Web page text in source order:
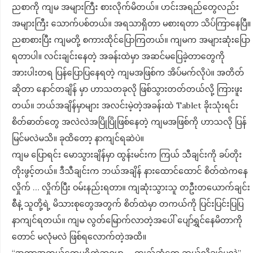
ညစာကို ကျမ အများကြီး စားလိုက်မိတယ်။ ဟင်းအရည်တွေလည်း
အများကြီး သောက်ပစ်တယ်။ အရသာရှိတာ မစားရတာ သိပ်ကြာနေပြီ။
ညစာစားပြီး ကျမတို့ စကားထိုင်ပြောကြတယ်။ ကျမက အများဆုံးပြော
ရတာပါ။ လင်းချင်းနေတဲ့ အခန်းထဲမှာ အဆင်မပြေခဲ့တာတွေကို
အားပါးတရ ပြန်ပြောပြနေရတဲ့ ကျမအဖြစ်က အိပ်မက်လိုပဲ။ အတိတ်
ဆိုတာ နောင်တချိန် မှာ ဟာသတခုလို ဖြစ်သွားတတ်တယ်လို့ ကြားဖူး
တယ်။ ဘယ်အချိန်မှာများ အလင်းမဲ့တဲ့အခန်းထဲ Tablet ခိုးသုံးရင်း
စိတ်ဓာတ်တွေ အလဲလဲအပြိုပြိုဖြစ်နေတဲ့ ကျမအဖြစ်ကို ဟာသလို ပြန်
မြင်မလဲမသိ။ ခုထိတော့ နာကျင်ရဆဲပဲ။
ကျမ ပြောရင်း မောသွားချိန်မှာ ထွန်းမင်းက ကြယ် သီချင်းကို ခပ်တိုး
တိုးဖွင့်တယ်။ ဒီသီချင်းက ဘယ်အချိန် နားထောင်ထောင် စိတ်ထဲကနေ
လှိုက် … လှိုက်ပြီး ဝမ်းနည်းရတာ။ ကျဆုံးသွားသူ တဦးတယောက်ချင်း
စီနဲ့ သူတို့ရဲ့ မိသားစုတွေအတွက် စိတ်ထဲမှာ တကယ်ကို ပြင်းပြင်းပြပြ
နာကျင်ရတယ်။ ကျမ လွတ်မြောက်လာတဲ့အပေါ် ပျော်ရွှင်နေမိတာကို
တောင် မလုံမလဲ ဖြစ်ရလောက်တဲ့အထိ။